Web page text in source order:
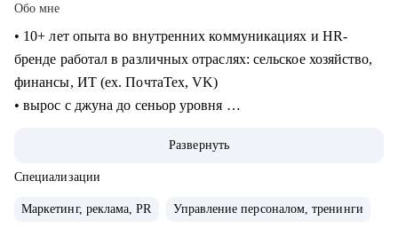
Обо мне
• 10+ лет опыта во внутренних коммуникациях и HR-
бренде работал в различных отраслях: сельское хозяйство,
финансы, ИТ (ех. ПочтаТех, VK)
• вырос с джуна до сеньор уровня
компаниях с нуля, создавал и внедрял EVP, и новые
концепции бренда работодателя
человек для внешних и внутренних участников
Развернуть
Специализации
Маркетинг, реклама, PR Управление персоналом, тренинги